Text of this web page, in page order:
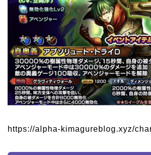
https://alpha-kimagureblog.xyz/